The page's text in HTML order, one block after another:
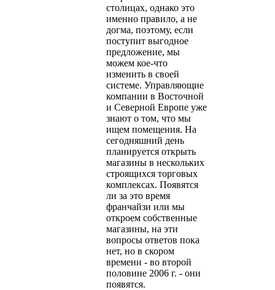
столицах, однако это
именно правило, а не
догма, поэтому, если
поступит выгодное
предложение, мы
можем кое-что
изменить в своей
системе. Управляющие
компании в Восточной
и Северной Европе уже
знают о том, что мы
ищем помещения. На
сегодняшний день
планируется открыть
магазины в нескольких
строящихся торговых
комплексах. Появятся
ли за это время
франчайзи или мы
откроем собственные
магазины, на эти
вопросы ответов пока
нет, но в скором
времени - во второй
половине 2006 г. - они
появятся.